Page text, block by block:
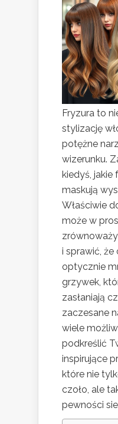
Fryzura to
stylizację
potężne
wizerunku.
kiedyś, jakie
maskują
Właściwie
może w
i sprawić, że
optycznie
grzywek,
zasłaniają
zaczesane
wiele
podkreślić
inspirujące
które nie
czoło, ale
pewności